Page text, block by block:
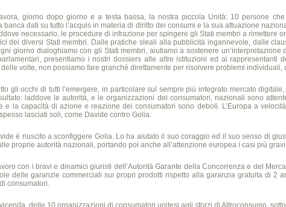
giorno dopo giorno e a testa bassa, la nostra piccola Unità: 10 persone
dati su tutto l’acquis in materia di diritto dei consumi e la sua attuazione
necessario, le procedure di infrazione per spingere gli Stati membri a
dei diversi Stati membri. Dalle pratiche sleali alla pubblicità ingannevole, dalle
giorno dialoghiamo con gli Stati membri, aiutiamo a sostenere
presentiamo i nostri dossiers alle altre istituzioni ed ai rappresentanti
volte, non possiamo fare granché direttamente per risolvere problemi
gli occhi di tutti l’emergere, in particolare sul sempre più integrato mercato
laddove le autorità, e le organizzazioni dei consumatori, nazionali sono
la capacità di azione e reazione dei consumatori sono deboli. L’Europa a
lasciati soli, come Davide contro Golia.
è riuscito a sconfiggere Golia. Lo ha aiutato il suo coraggio ed il suo senso di
proprie autorità nazionali, portando poi anche all’attenzione europea i casi più
con i bravi e dinamici giuristi dell’Autorità Garante della Concorrenza e del
delle garanzie commerciali sui propri prodotti rispetto alla garanzia gratuita di 2
consumatori.
delle 10 organizzazioni di consumatori unitesi agli sforzi di Altroconsumo,